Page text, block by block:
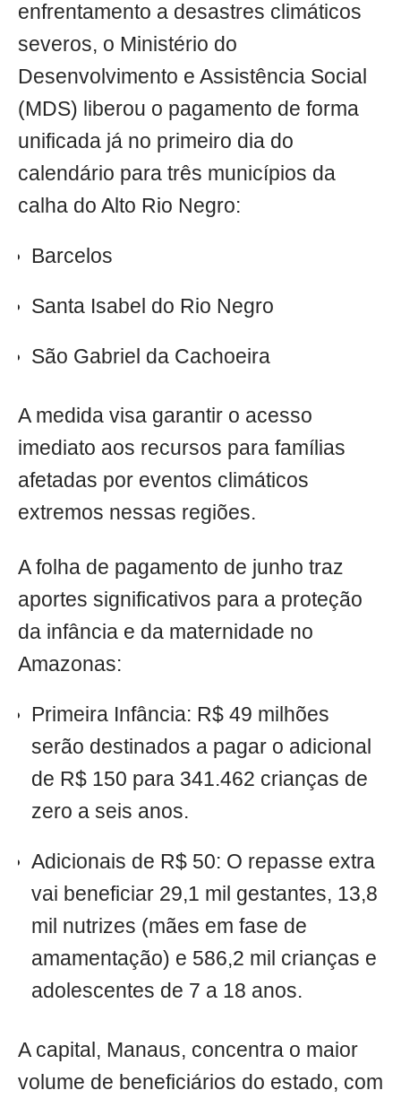
enfrentamento a desastres climáticos
severos, o Ministério do
Desenvolvimento e Assistência Social
(MDS) liberou o pagamento de forma
unificada já no primeiro dia do
calendário para três municípios da
calha do Alto Rio Negro:
Barcelos
Santa Isabel do Rio Negro
São Gabriel da Cachoeira
A medida visa garantir o acesso
imediato aos recursos para famílias
afetadas por eventos climáticos
extremos nessas regiões.
A folha de pagamento de junho traz
aportes significativos para a proteção
da infância e da maternidade no
Amazonas:
Primeira Infância: R$ 49 milhões
serão destinados a pagar o adicional
de R$ 150 para 341.462 crianças de
zero a seis anos.
Adicionais de R$ 50: O repasse extra
vai beneficiar 29,1 mil gestantes, 13,8
mil nutrizes (mães em fase de
amamentação) e 586,2 mil crianças e
adolescentes de 7 a 18 anos.
A capital, Manaus, concentra o maior
volume de beneficiários do estado, com